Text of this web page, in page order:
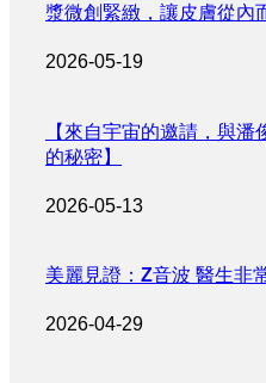
漿微創緊緻，讓皮膚從內
2026-05-19
【來自宇宙的邀請，與
的秘密】
2026-05-13
美麗見證：Z音波 醫生非
2026-04-29